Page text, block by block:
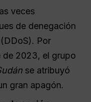
veces
de denegación
Por
de 2023, el grupo
se atribuyó
gran apagón.